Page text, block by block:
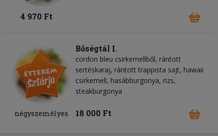
4 970 Ft
Bőségtál I.
cordon bleu csirkemellből, rántott
sertéskaraj, rántott trappista sajt, hawaii
csirkemell, hasábburgonya, rizs,
steakburgonya
négyszemélyes 18 000 Ft